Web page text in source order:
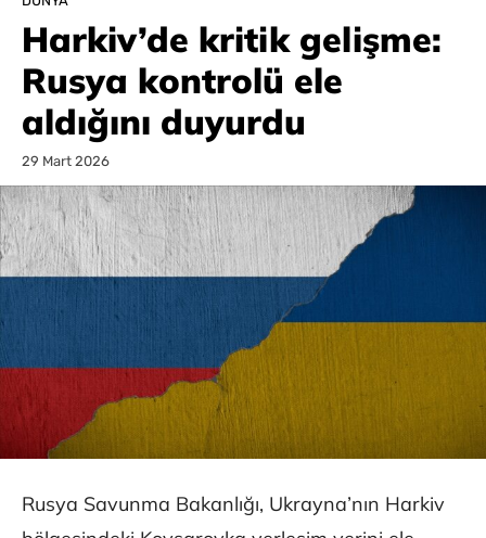
Harkiv’de kritik gelişme:
Rusya kontrolü ele
aldığını duyurdu
29 Mart 2026
Rusya Savunma Bakanlığı, Ukrayna’nın Harkiv